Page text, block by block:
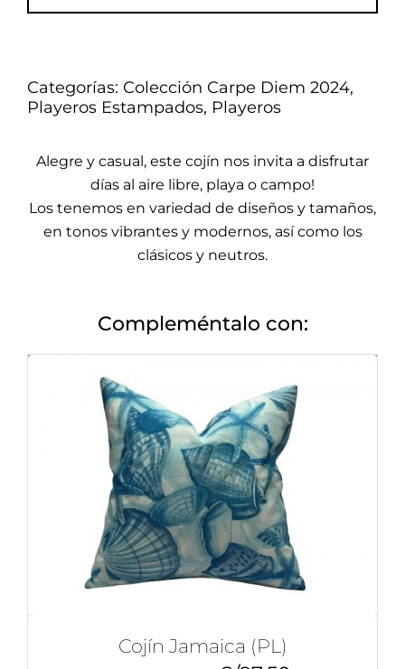
Categorías: Colección Carpe Diem 2024,
Playeros Estampados, Playeros
Alegre y casual, este cojín nos invita a disfrutar
días al aire libre, playa o campo!
Los tenemos en variedad de diseños y tamaños,
en tonos vibrantes y modernos, así como los
clásicos y neutros.
Compleméntalo con:
Cojín Jamaica (PL)